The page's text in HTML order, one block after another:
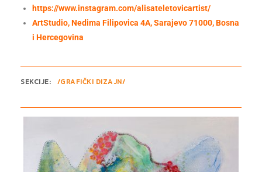
https://www.instagram.com/alisateletovicartist/
ArtStudio, Nedima Filipovica 4A, Sarajevo 71000, Bosna
i Hercegovina
SEKCIJE: /GRAFIČKI DIZAJN/